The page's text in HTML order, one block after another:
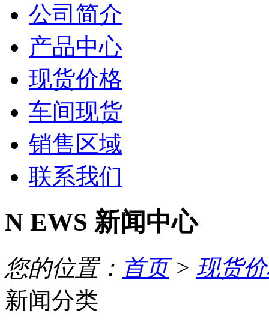
公司简介
产品中心
现货价格
车间现货
销售区域
联系我们
N EWS 新闻中心
您的位置： 首页> 现货
新闻分类